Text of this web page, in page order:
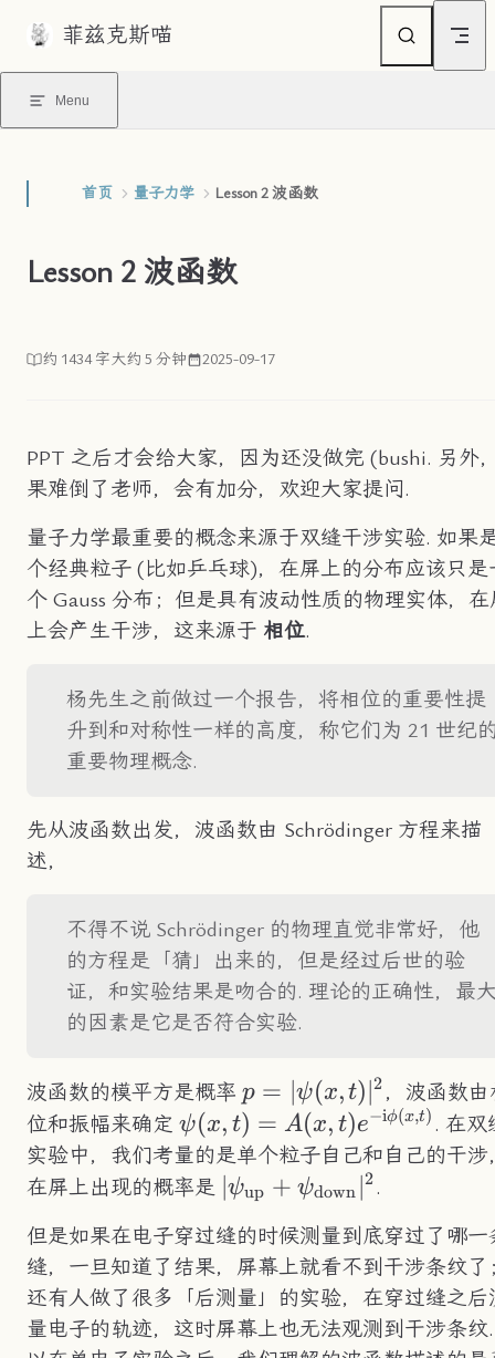
Skip to content
菲兹克斯喵
Menu
首页 量子力学 Lesson 2 波函数
Lesson 2 波函数
约 1434 字大约 5 分钟 2025-09-17
PPT 之后才会给大家，因为还没做完 (bushi. 另外
果难倒了老师，会有加分，欢迎大家提问.
量子力学最重要的概念来源于双缝干涉实验. 如果
个经典粒子 (比如乒乓球)，在屏上的分布应该只是
个 Gauss 分布；但是具有波动性质的物理实体，在
上会产生干涉，这来源于 相位.
杨先生之前做过一个报告，将相位的重要性提
升到和对称性一样的高度，称它们为 21 世纪
重要物理概念.
先从波函数出发，波函数由 Schrödinger 方程来描
述，
不得不说 Schrödinger 的物理直觉非常好，他
的方程是「猜」出来的，但是经过后世的验
证，和实验结果是吻合的. 理论的正确性，最
的因素是它是否符合实验.
波函数的模平方是概率 p=|\psi(x,t)|^2
p = ∣ψ(x, t)∣2 ，波函数由
位和振幅来确定 \psi(x,t)=A(x,t)e^{-
\text{i}\phi(x,t)}
ψ(x, t) = A(x, t)e−iϕ(x,t) . 在双
实验中，我们考量的是单个粒子自己和自己的干涉
在屏上出现的概率是 ∣ψup + ψdown ∣2.
但是如果在电子穿过缝的时候测量到底穿过了哪一
缝，一旦知道了结果，屏幕上就看不到干涉条纹了
还有人做了很多「后测量」的实验，在穿过缝之后
量电子的轨迹，这时屏幕上也无法观测到干涉条纹